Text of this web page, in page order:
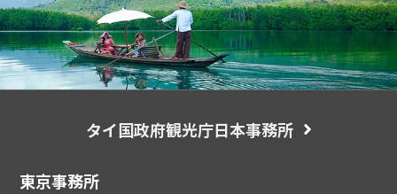
タイ国政府観光庁日本事務所
東京事務所